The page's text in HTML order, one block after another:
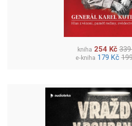
kniha 254 Kč
e-kniha 179 Kč